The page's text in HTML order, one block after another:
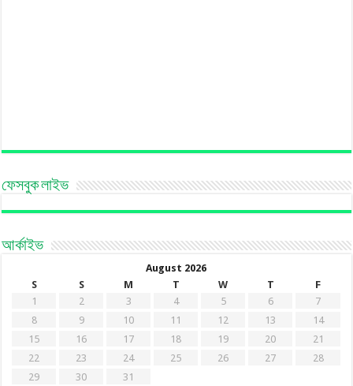
ফেসবুক লাইভ
আর্কাইভ
August 2026
S
S M T W T
F
1
2 3 4 5 6
7
8
9 10 11 12 13
14
15
16 17 18 19 20
21
22
23 24 25 26 27
28
29
30
31